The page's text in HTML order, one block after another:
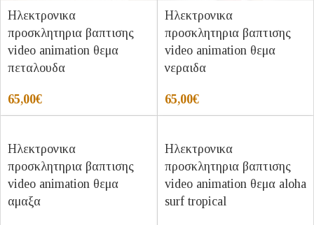
Ηλεκτρονικα
προσκλητηρια βαπτισης
video animation θεμα
πεταλουδα
65,00€
Ηλεκτρονικα
προσκλητηρια βαπτισης
video animation θεμα
νεραιδα
65,00€
Ηλεκτρονικα
προσκλητηρια βαπτισης
video animation θεμα
αμαξα
Ηλεκτρονικα
προσκλητηρια βαπτισης
video animation θεμα aloha
surf tropical